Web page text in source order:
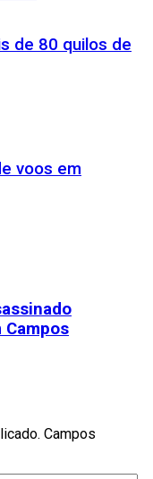
de 80 quilos de
voos em
Campos
Campos